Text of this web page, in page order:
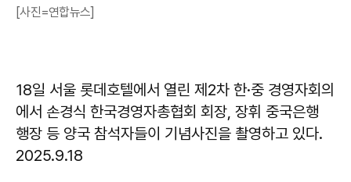
[사진=연합뉴스]
18일 서울 롯데호텔에서 열린 제2차 한·중 경영자회의
에서 손경식 한국경영자총협회 회장, 장휘 중국은행
행장 등 양국 참석자들이 기념사진을 촬영하고 있다.
2025.9.18